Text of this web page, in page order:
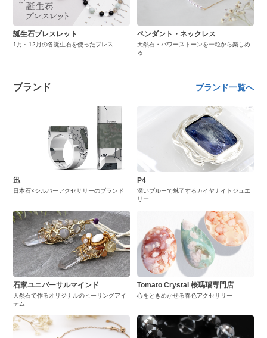
誕生石ブレスレット
1月～12月の各誕生石を使ったブレス
ペンダント・ネックレス
天然石・パワーストーンを一粒から楽しめ
る
ブランド ブランド一覧へ
迅
日本石×シルバーアクセサリーのブランド
P4
深いブルーで魅了するカイヤナイトジュエ
リー
石家ユニバーサルマインド
天然石で作るオリジナルのヒーリングアイ
テム
Tomato Crystal 桜瑪瑙専門店
心をときめかせる春色アクセサリー